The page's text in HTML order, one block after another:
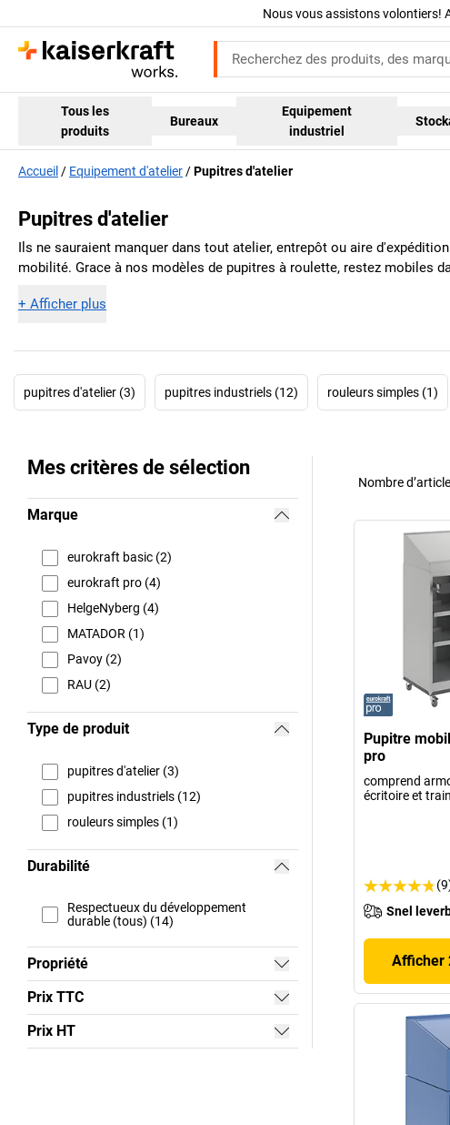
Nous vous assistons volontiers!
Tous les
produits
Bureaux
Equipement
industriel
Accueil Equipement d'atelier Pupitres d'atelier
Pupitres d'atelier
Ils ne sauraient manquer dans tout atelier, entrepôt ou aire
mobilité. Grace à nos modèles de pupitres à roulette, restez mobiles
+ Afficher plus
pupitres d'atelier (3) pupitres industriels (12) rouleurs simples (1)
Mes critères de sélection
Marque
eurokraft basic (2)
eurokraft pro (4)
HelgeNyberg (4)
MATADOR (1)
Pavoy (2)
RAU (2)
Type de produit
pupitres d'atelier (3)
pupitres industriels (12)
rouleurs simples (1)
Durabilité
Respectueux du développement
durable (tous) (14)
Propriété
Prix TTC
Prix HT
Nombre
Pupitre
pro
comprend
écritoire et
Snel
Afficher